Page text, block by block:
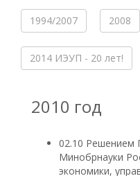
1994/2007 2008
2014 ИЭУП - 20 лет!
2010 год
02.10 Решением
Минобрнауки
экономики,